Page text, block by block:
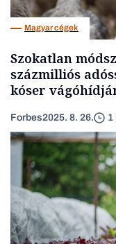
Magyar cégek
Szokatlan
százmilliós
kóser
Forbes2025. 8. 26. 1